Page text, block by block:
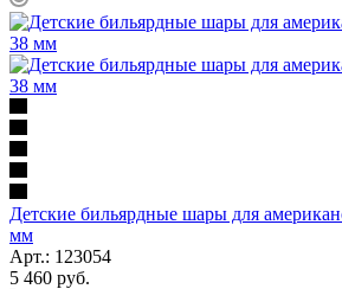
Детские бильярдные шары для
мм
Арт.: 123054
5 460 руб.